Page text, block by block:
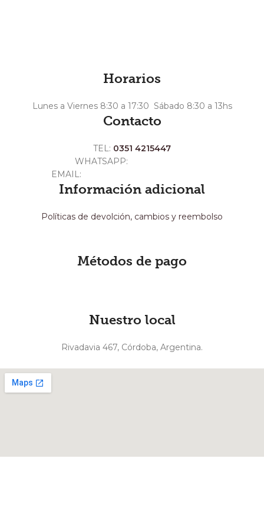
Horarios
Lunes a Viernes 8:30 a 17:30 Sábado 8:30 a 13hs
Contacto
TEL: 0351 4215447
WHATSAPP:
EMAIL:
Información adicional
Políticas de devolción, cambios y reembolso
Métodos de pago
Nuestro local
Rivadavia 467, Córdoba, Argentina.